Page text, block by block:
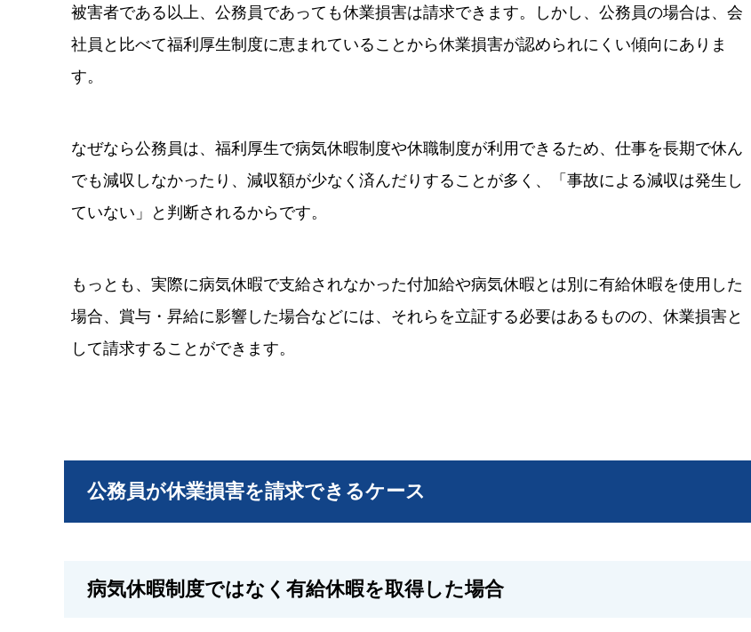
被害者である以上、公務員であっても休業損害は請求できます。しかし、公務員の場合は、会
社員と比べて福利厚生制度に恵まれていることから休業損害が認められにくい傾向にありま
す。
なぜなら公務員は、福利厚生で病気休暇制度や休職制度が利用できるため、仕事を長期で休ん
でも減収しなかったり、減収額が少なく済んだりすることが多く、「事故による減収は発生し
ていない」と判断されるからです。
もっとも、実際に病気休暇で支給されなかった付加給や病気休暇とは別に有給休暇を使用した
場合、賞与・昇給に影響した場合などには、それらを立証する必要はあるものの、休業損害と
して請求することができます。
公務員が休業損害を請求できるケース
病気休暇制度ではなく有給休暇を取得した場合